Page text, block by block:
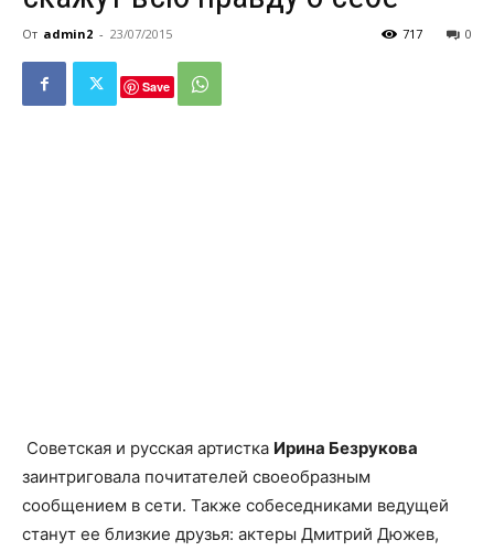
От admin2 - 23/07/2015 0
717
Save
Советская и русская артистка Ирина Безрукова
заинтриговала почитателей своеобразным
сообщением в сети. Также собеседниками ведущей
станут ее близкие друзья: актеры Дмитрий Дюжев,